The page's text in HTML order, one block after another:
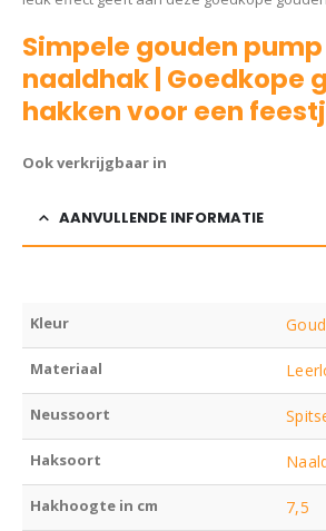
Simpele gouden
naaldhak | Goedkope
hakken voor een
Ook verkrijgbaar in
AANVULLENDE INFORMATIE
Kleur Goud
Materiaal
Neussoort
Haksoort
Hakhoogte in cm 7,5